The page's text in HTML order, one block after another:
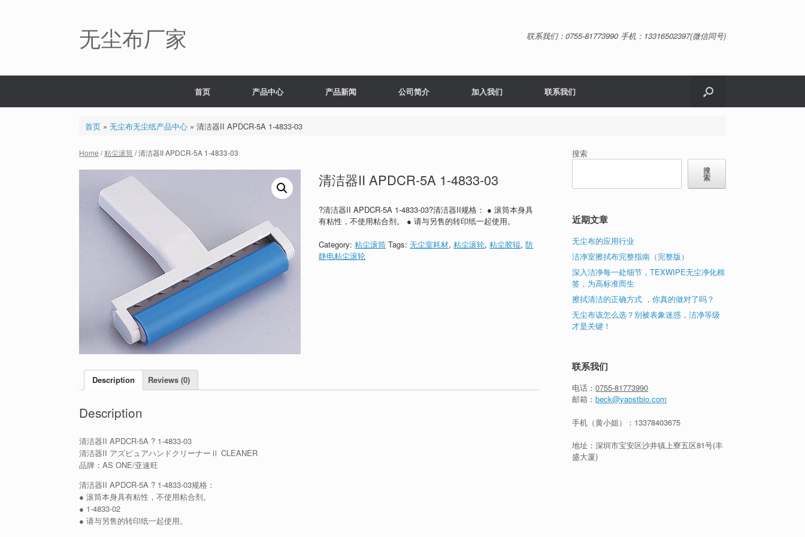
无尘布厂家 联系我们：0755-81773990 手机：13316502397(微信同号)
首页 产品中心 产品新闻 公司简介 加入我们 联系我们
首页» 无尘布无尘纸产品中心» 清洁器II APDCR-5A 1-4833-03
Home /粘尘滚筒/ 清洁器II APDCR-5A 1-4833-03
清洁器II APDCR-5A 1-4833-03
?清洁器II APDCR-5A 1-4833-03?清洁器II规格： ● 滚筒本身具
有粘性，不使用粘合剂。 ● 请与另售的转印纸一起使用。
Category:粘尘滚筒 Tags:无尘室耗材,粘尘滚轮,粘尘胶辊,防
静电粘尘滚轮
Description Reviews (0)
Description
清洁器II APDCR-5A ? 1-4833-03
清洁器II アズピュアハンドクリーナーⅡ CLEANER
品牌：AS ONE/亚速旺
清洁器II APDCR-5A ? 1-4833-03规格：
● 滚筒本身具有粘性，不使用粘合剂。
● 1-4833-02
● 请与另售的转印纸一起使用。
搜索
搜
索
近期文章
无尘布的应用行业
洁净室擦拭布完整指南（完整版）
深入洁净每一处细节，TEXWIPE无尘净化棉
签，为高标准而生
擦拭清洁的正确方式 ，你真的做对了吗？
无尘布该怎么选？别被表象迷惑，洁净等级
才是关键！
联系我们
电话：0755-81773990
邮箱：beck@yaostbio.com
手机（黄小姐）： 13378403675
地址：深圳市宝安区沙井镇上寮五区81号(丰
盛大厦)